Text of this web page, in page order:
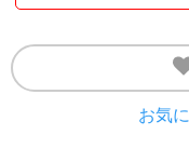
お気